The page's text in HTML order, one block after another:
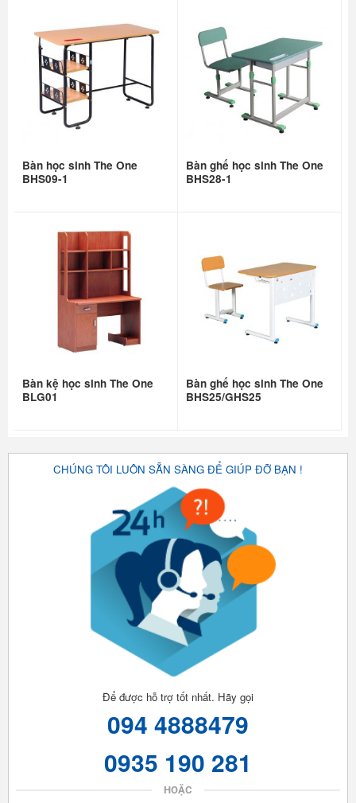
Bàn học sinh The One
BHS09-1
Bàn ghế học sinh The One
BHS28-1
Bàn kệ học sinh The One
BLG01
Bàn ghế học sinh The One
BHS25/GHS25
CHÚNG TÔI LUÔN SẴN SÀNG ĐỂ GIÚP ĐỠ BẠN !
Để được hỗ trợ tốt nhất. Hãy gọi
094 4888479
0935 190 281
HOẶC